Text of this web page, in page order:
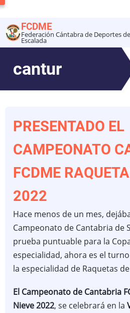
al
contenido
principal
FCDME
Federación Cántabra de Deportes
Escalada
cantur
PRESENTADO EL
CAMPEONATO
FCDME
2022
Hace menos de un mes,
Campeonato de Cantabria de
prueba puntuable para la
especialidad, ahora es el
la especialidad de Raquetas
El Campeonato de Cantabria
Nieve 2022, se celebrará en la